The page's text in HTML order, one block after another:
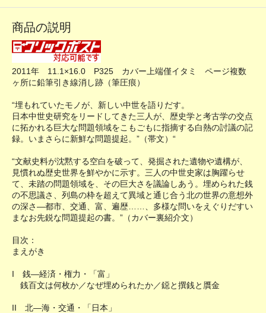
商品の説明
2011年 11.1×16.0 P325 カバー上端僅イタミ ページ複数
ヶ所に鉛筆引き線消し跡（筆圧痕）
“埋もれていたモノが、新しい中世を語りだす。
日本中世史研究をリードしてきた三人が、歴史学と考古学の交点
に拓かれる巨大な問題領域をこもごもに指摘する白熱の討議の記
録。いまさらに新鮮な問題提起。”（帯文）“
“文献史料が沈黙する空白を破って、発掘された遺物や遺構が、
見慣れぬ歴史世界を鮮やかに示す。三人の中世史家は胸躍らせ
て、未踏の問題領域を、その巨大さを議論しあう。埋められた銭
の不思議さ、列島の枠を超えて異域と通じ合う北の世界の意想外
の深さ―都市、交通、富、遍歴……、多様な問いをえぐりだすい
まなお先鋭な問題提起の書。”（カバー裏紹介文）
目次：
まえがき
I 銭―経済・権力・「富」
銭百文は何枚か／なぜ埋められたか／鐚と撰銭と贋金
II 北―海・交通・「日本」